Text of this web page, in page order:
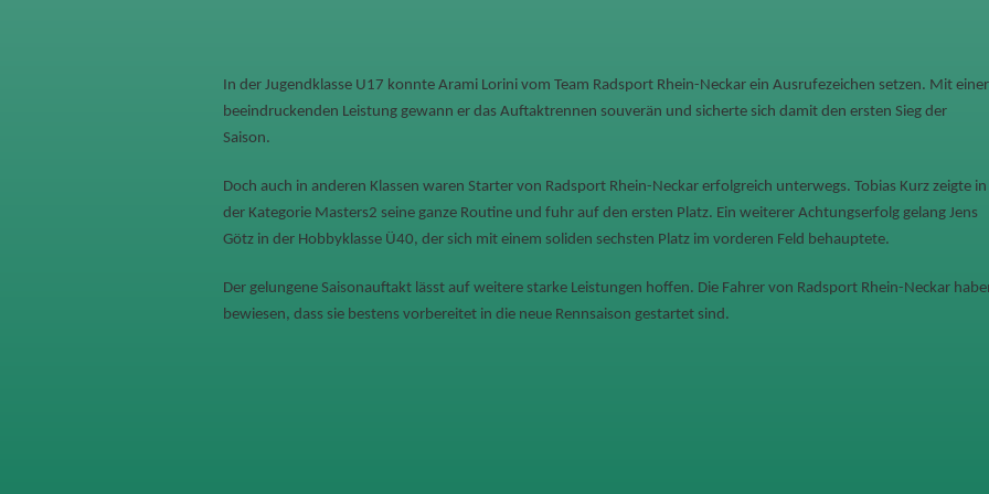
In der Jugendklasse U17 konnte Arami Lorini vom Team Radsport Rhein-Neckar ein Ausrufezeichen setzen. Mit einer
beeindruckenden Leistung gewann er das Auftaktrennen souverän und sicherte sich damit den ersten Sieg der
Saison.
Doch auch in anderen Klassen waren Starter von Radsport Rhein-Neckar erfolgreich unterwegs. Tobias Kurz zeigte in
der Kategorie Masters2 seine ganze Routine und fuhr auf den ersten Platz. Ein weiterer Achtungserfolg gelang Jens
Götz in der Hobbyklasse Ü40, der sich mit einem soliden sechsten Platz im vorderen Feld behauptete.
Der gelungene Saisonauftakt lässt auf weitere starke Leistungen hoffen. Die Fahrer von Radsport Rhein-Neckar
bewiesen, dass sie bestens vorbereitet in die neue Rennsaison gestartet sind.